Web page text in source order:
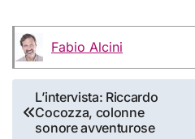
Fabio Alcini
Navigazione
articoli
L’intervista: Riccardo
Cocozza, colonne
sonore avventurose